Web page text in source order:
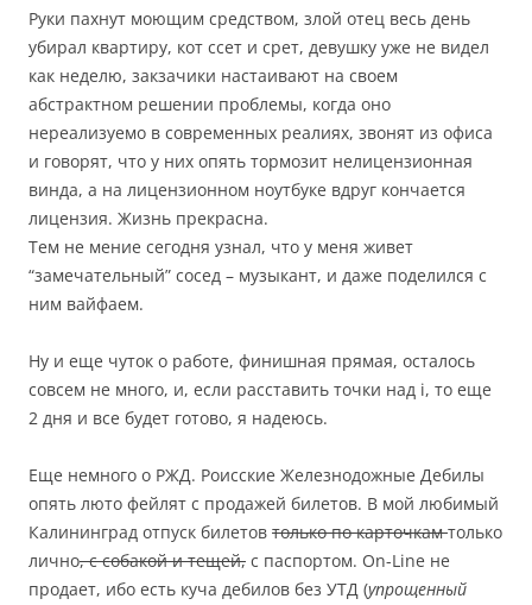
Руки пахнут моющим средством, злой отец весь день
убирал квартиру, кот ссет и срет, девушку уже не видел
как неделю, закзачики настаивают на своем
абстрактном решении проблемы, когда оно
нереализуемо в современных реалиях, звонят из офиса
и говорят, что у них опять тормозит нелицензионная
винда, а на лицензионном ноутбуке вдруг кончается
лицензия. Жизнь прекрасна.
Тем не мение сегодня узнал, что у меня живет
“замечательный” сосед – музыкант, и даже поделился с
ним вайфаем.
Ну и еще чуток о работе, финишная прямая, осталось
совсем не много, и, если расставить точки над i, то еще
2 дня и все будет готово, я надеюсь.
Еще немного о РЖД. Роисские Железнодожные Дебилы
опять люто фейлят с продажей билетов. В мой любимый
Калининград отпуск билетов только по карточкамтолько
лично, с собакой и тещей, с паспортом. On-Line не
продает, ибо есть куча дебилов без УТД (упрощенный